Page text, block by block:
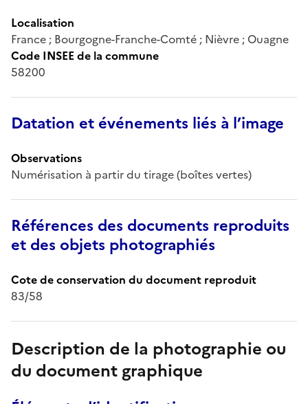
Localisation
France ; Bourgogne-Franche-Comté ; Nièvre ; Ouagne
Code INSEE de la commune
58200
Datation et événements liés à l’image
Observations
Numérisation à partir du tirage (boîtes vertes)
Références des documents reproduits
et des objets photographiés
Cote de conservation du document reproduit
83/58
Description de la photographie ou
du document graphique